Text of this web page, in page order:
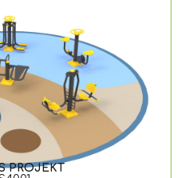
PROJEKT